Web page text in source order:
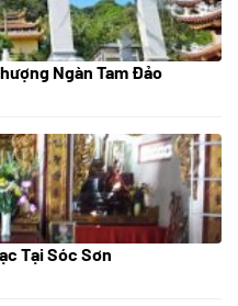
Ngàn Tam Đảo
Tại Sóc Sơn